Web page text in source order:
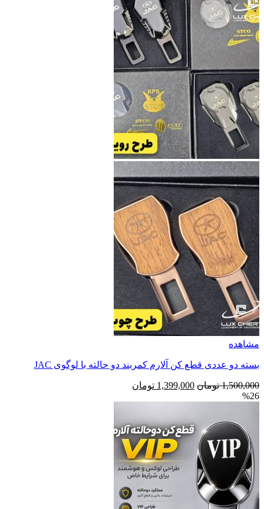
مشاهده
بسته دو عددی قطع کن آلارم کمربند دو حالته با لوگوی JAC
1,500,000 تومان قیمت
1,399,000 تومان
%26